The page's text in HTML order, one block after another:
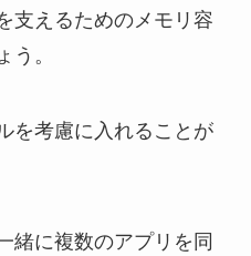
支えるためのメモリ容
う。
を考慮に入れることが
緒に複数のアプリを同